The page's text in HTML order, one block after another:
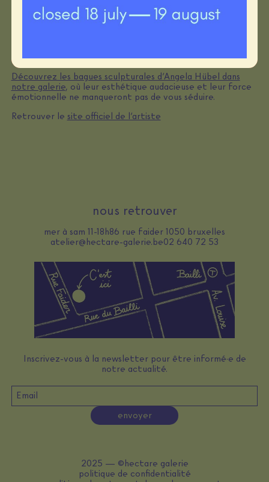
contemporaine. Ses œuvres, maintes fois primées, sont
exposées dans des musées en Allemagne et largement
publiées dans des revues spécialisées. Elle présente chaque
l’évolution de son travail.
Découvrez les bagues sculpturales d’Angela Hübel dans
notre galerie, où leur esthétique audacieuse et leur force
émotionnelle ne manqueront pas de vous séduire.
Retrouver le site officiel de l’artiste
nous retrouver
mer à sam 11-18h86 rue faider 1050 bruxelles
atelier@hectare-galerie.be02 640 72 53
Inscrivez-vous à la newsletter pour être informé·e de
notre actualité.
envoyer
2025 — ©hectare galerie
politique de confidentialité